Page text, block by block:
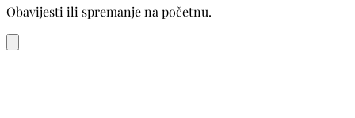
Obavijesti ili spremanje na početnu.